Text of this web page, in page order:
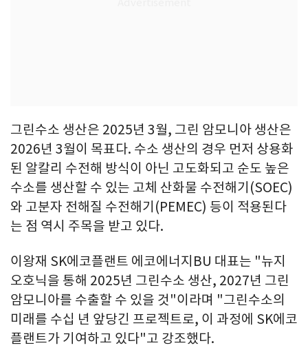
그린수소 생산은 2025년 3월, 그린 암모니아 생산은
2026년 3월이 목표다. 수소 생산의 경우 먼저 상용화
된 알칼리 수전해 방식이 아닌 고도화되고 순도 높은
수소를 생산할 수 있는 고체 산화물 수전해기(SOEC)
와 고분자 전해질 수전해기(PEMEC) 등이 적용된다
는 점 역시 주목을 받고 있다.
이왕재 SK에코플랜트 에코에너지BU 대표는 "뉴지
오호닉을 통해 2025년 그린수소 생산, 2027년 그린
암모니아를 수출할 수 있을 것"이라며 "그린수소의
미래를 수십 년 앞당긴 프로젝트로, 이 과정에 SK에코
플랜트가 기여하고 있다"고 강조했다.